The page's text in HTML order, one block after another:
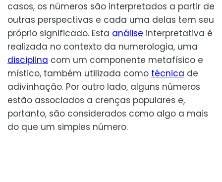
casos, os números são interpretados a partir de
outras perspectivas e cada uma delas tem seu
próprio significado. Esta análise interpretativa é
realizada no contexto da numerologia, uma
disciplina com um componente metafísico e
místico, também utilizada como técnica de
adivinhação. Por outro lado, alguns números
estão associados a crenças populares e,
portanto, são considerados como algo a mais
do que um simples número.